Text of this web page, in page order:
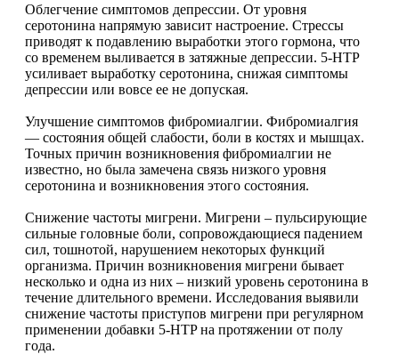
Борьба со стрессом
НАЗАД
5-HTP
Адаптогены и Ноотропы
Волосы и кожа
Здоровая печень
Здоровье костей
Облегчение симптомов депрессии. От уровня
серотонина напрямую зависит настроение. Стрессы
приводят к подавлению выработки этого гормона, что
со временем выливается в затяжные депрессии. 5-HTP
усиливает выработку серотонина, снижая симптомы
депрессии или вовсе ее не допуская.
Улучшение симптомов фибромиалгии. Фибромиалгия
— состояния общей слабости, боли в костях и мышцах.
Точных причин возникновения фибромиалгии не
известно, но была замечена связь низкого уровня
серотонина и возникновения этого состояния.
Снижение частоты мигрени. Мигрени – пульсирующие
сильные головные боли, сопровождающиеся падением
сил, тошнотой, нарушением некоторых функций
организма. Причин возникновения мигрени бывает
несколько и одна из них – низкий уровень серотонина в
течение длительного времени. Исследования выявили
снижение частоты приступов мигрени при регулярном
применении добавки 5-HTP на протяжении от полу
года.